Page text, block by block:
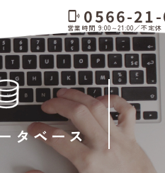
タベース
phonelink_ring 0566-
営業時間 9:00～21:00／不定休